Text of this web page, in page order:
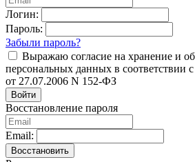
Логин:
Пароль:
Забыли пароль?
Выражаю согласие на хранение и
персональных данных в соответствии
от 27.07.2006 N 152-ФЗ
Войти
Восстановление пароля
Email:
Восстановить